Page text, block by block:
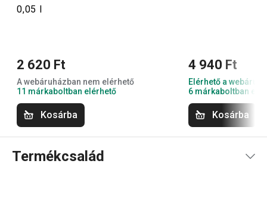
0,05 l
2 620 Ft
A webáruházban nem elérhető
11 márkaboltban elérhető
Kosárba
4 940 Ft
Elérhető a
6 márkaboltban
Kosárba
Termékcsalád